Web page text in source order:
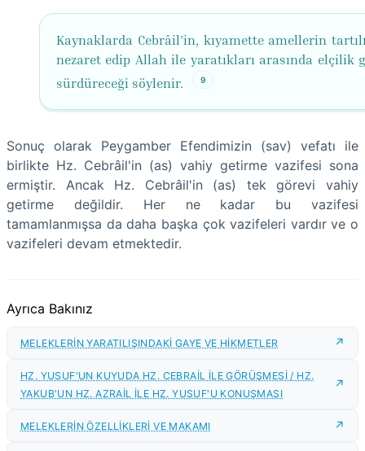
Kaynaklarda Cebrâil’in, kıyamette amellerin
nezaret edip Allah ile yaratıkları arasında elçilik
sürdüreceği söylenir.
9
Sonuç olarak Peygamber Efendimizin (sav) vefatı ile
birlikte Hz. Cebrâil'in (as) vahiy getirme vazifesi sona
ermiştir. Ancak Hz. Cebrâil'in (as) tek görevi vahiy
getirme değildir. Her ne kadar bu vazifesi
tamamlanmışsa da daha başka çok vazifeleri vardır ve o
vazifeleri devam etmektedir.
Ayrıca Bakınız
MELEKLERİN YARATILIŞINDAKİ GAYE VE HİKMETLER
HZ. YUSUF'UN KUYUDA HZ. CEBRAİL İLE GÖRÜŞMESİ / HZ.
YAKUB'UN HZ. AZRAİL İLE HZ. YUSUF'U KONUŞMASI
MELEKLERİN ÖZELLİKLERİ VE MAKAMI